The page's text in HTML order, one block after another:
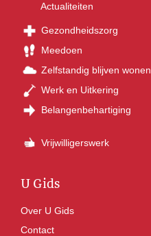
Actualiteiten
Gezondheidszorg
Meedoen
Zelfstandig blijven wonen
Werk en Uitkering
Belangenbehartiging
Vrijwilligerswerk
U Gids
Over U Gids
Contact